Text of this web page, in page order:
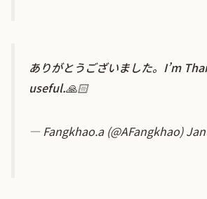
ありがとうございました。I’m
useful.🙏🏻
— Fangkhao.a (@AFangkhao)